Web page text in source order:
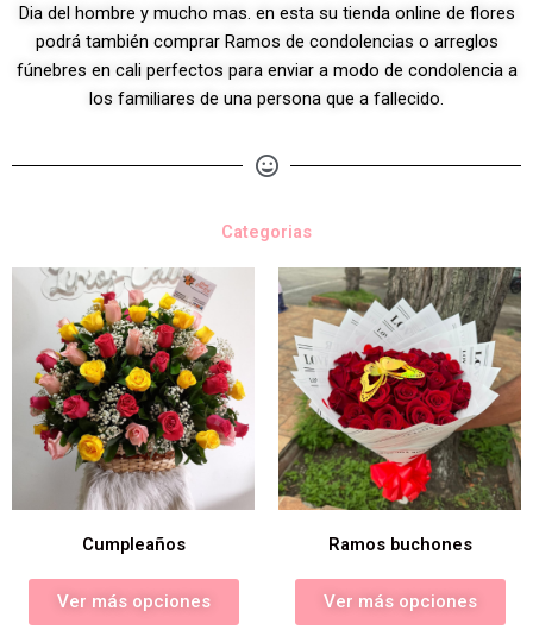
Dia del hombre y mucho mas. en esta su tienda online de flores
podrá también comprar Ramos de condolencias o arreglos
fúnebres en cali perfectos para enviar a modo de condolencia a
los familiares de una persona que a fallecido.
Categorias
Cumpleaños
Ver más opciones
Ramos buchones
Ver más opciones